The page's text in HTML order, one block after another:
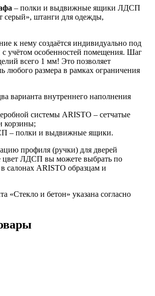
– полки и выдвижные ящики ЛДСП
серый», штанги для одежды,
к нему создаётся индивидуально под
учётом особенностей помещения. Шаг
всего 1 мм! Это позволяет
любого размера в рамках ограничения
варианта внутреннего наполнения
системы ARISTO – сетчатые
корзины;
– полки и выдвижные ящики.
профиля (ручки) для дверей
цвет ЛДСП вы можете выбрать по
салонах ARISTO образцам и
«Стекло и бетон» указана согласно